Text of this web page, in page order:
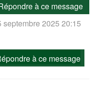
à ce message
septembre 2025 20:15
à ce message